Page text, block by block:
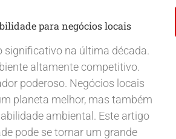
para negócios locais
significativo na última década.
altamente competitivo.
poderoso. Negócios locais
planeta melhor, mas também
ambiental. Este artigo
pode se tornar um grande